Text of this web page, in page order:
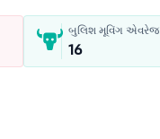
બુલિશ મૂવિંગ એવરેજ
16